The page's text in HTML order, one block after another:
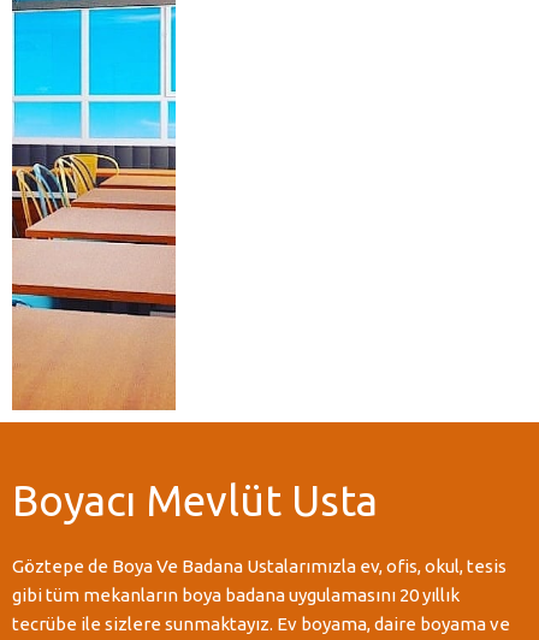
Boyacı Mevlüt Usta
Göztepe de Boya Ve Badana Ustalarımızla ev, ofis, okul, tesis
gibi tüm mekanların boya badana uygulamasını 20 yıllık
tecrübe ile sizlere sunmaktayız. Ev boyama, daire boyama ve